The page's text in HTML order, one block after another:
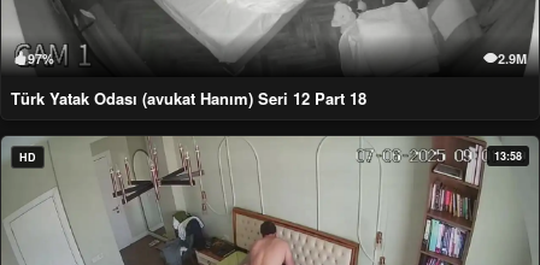
97% 2.9M
Türk Yatak Odası (avukat Hanım) Seri 12 Part 18
HD 13:58